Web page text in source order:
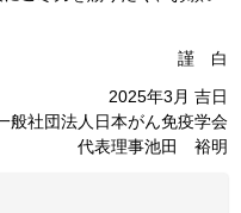
謹 白
2025年3月 吉日
般社団法人日本がん免疫学会
代表理事池田 裕明